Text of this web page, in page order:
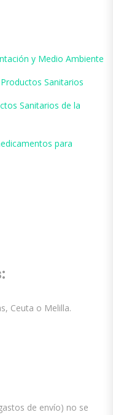
y Medio Ambiente
Sanitarios
Sanitarios de la
para
Ceuta o Melilla.
de envío) no se